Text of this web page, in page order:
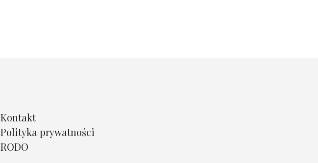
Kontakt
Polityka prywatności
RODO